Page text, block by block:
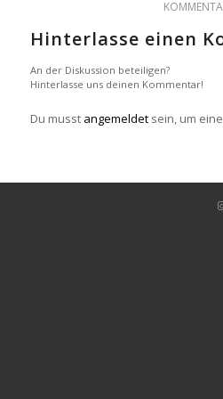
Hinterlasse einen
An der Diskussion beteiligen?
Hinterlasse uns deinen Kommentar!
Du musst angemeldetsein, um